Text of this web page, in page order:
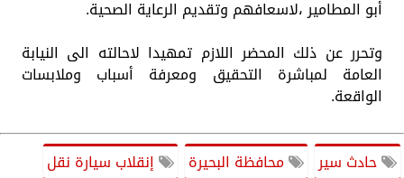
أبو المطامير ،لاسعافهم وتقديم الرعاية الصحية.
وتحرر عن ذلك المحضر اللازم تمهيدا لاحالته الى النيابة
العامة لمباشرة التحقيق ومعرفة أسباب وملابسات
الواقعة.
حادث سير محافظة البحيرة
إنقلاب سيارة نقل